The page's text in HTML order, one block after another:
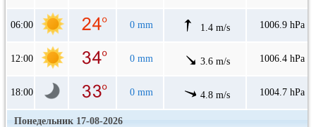
06:00 0 mm 1.4 m/s 1006.9 hPa
12:00 0 mm 3.6 m/s 1006.4 hPa
18:00 0 mm 4.8 m/s 1004.7 hPa
Понедельник 17-08-2026